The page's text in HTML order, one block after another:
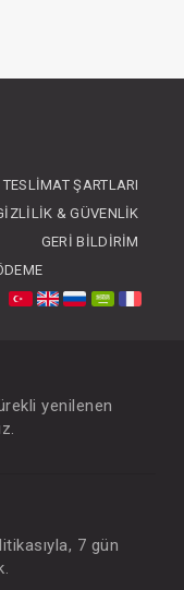
TESLIMAT ŞARTLARI
& GÜVENLIK
GERI BILDIRIM
yenilenen
7 gün